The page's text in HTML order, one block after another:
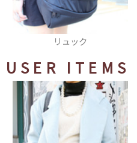
コルセット
USER ITEMS